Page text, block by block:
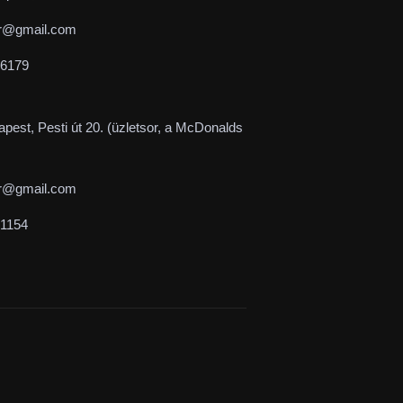
Pesti út 20. (üzletsor, a McDonalds